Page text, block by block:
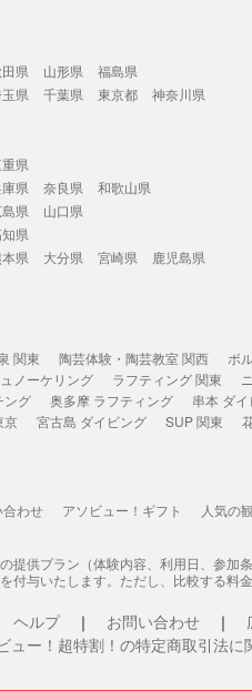
県 山形県
福島県
県 千葉県 東京都
神奈川県
県
県 奈良県
和歌山県
県
山口県
県
県 大分県 宮崎県
鹿児島県
関東 陶芸体験・陶芸教室 関西 ボ
ノーケリング ラフティング 関東
ング 奥多摩 ラフティング 串本 ダ
京 宮古島 ダイビング SUP 関東
わせ アソビュー！ギフト 人気の
提供プラン（体験内容、利用日、参
付与いたします。ただし、比較する料
ヘルプ お問い合わせ
ュー！超特割！の特定商取引法に